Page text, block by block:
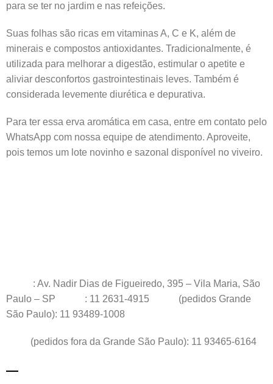
para se ter no jardim e nas refeições.
Suas folhas são ricas em vitaminas A, C e K, além de
minerais e compostos antioxidantes. Tradicionalmente, é
utilizada para melhorar a digestão, estimular o apetite e
aliviar desconfortos gastrointestinais leves. Também é
considerada levemente diurética e depurativa.
Para ter essa erva aromática em casa, entre em contato pelo
WhatsApp com nossa equipe de atendimento. Aproveite,
pois temos um lote novinho e sazonal disponível no viveiro.
: Av. Nadir Dias de Figueiredo, 395 – Vila Maria, São
Paulo – SP
: 11 2631-4915
(pedidos Grande
São Paulo): 11 93489-1008
(pedidos fora da Grande São Paulo): 11 93465-6164